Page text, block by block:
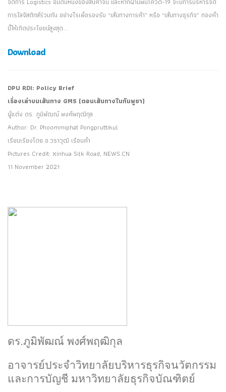
การโลจิสติกส์ร่วมกัน อย่างไรเพื่อรองรับ “เส้นทางการค้า” หรือ “เส้นทางธุรกิจ” ทองคำ
นี้ให้เกิดประโยชน์สูงสุด...
Download
DPU RDI: Policy Brief
เรื่องเล่าบนเส้นทาง GMS (ตอนเส้นทางในกัมพูชา)
ผู้แต่ง ดร. ภูมิพัฒณ์ พงศ์พฤฒิกุล
Author: Dr. Phoommiphat Pongpruttikul
เรียบเรียงโดย อ.วราวุฒิ เรือนคำ
Pictures Credit: Xinhua Silk Road, NEWS.CN
11 November 2021
ดร.ภูมิพัฒณ์ พงศ์พฤฒิกุล
อาจารย์ประจำวิทยาลัยบริหารธุรกิจนวัตกรรม
และการบัญชี มหาวิทยาลัยธุรกิจบัณฑิตย์